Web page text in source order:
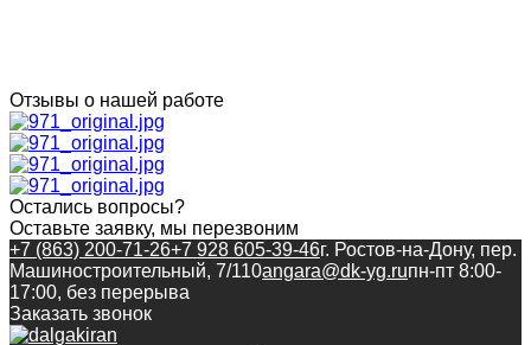
Отзывы о нашей работе
Остались вопросы?
Оставьте заявку, мы перезвоним
+7 (863) 200-71-26+7 928 605-39-46г. Ростов-на-Дону, пер.
Машиностроительный, 7/110angara@dk-yg.ruпн-пт 8:00-
17:00, без перерыва
Заказать звонок